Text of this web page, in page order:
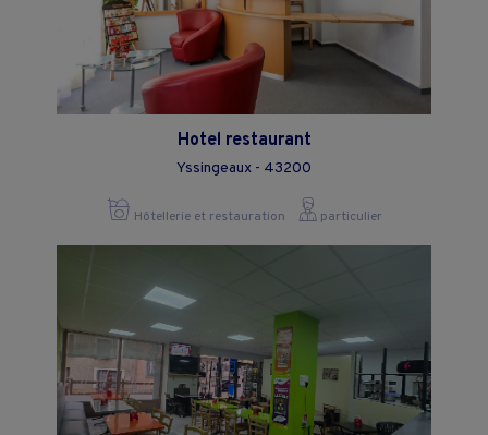
Hotel restaurant
Yssingeaux - 43200
Hôtellerie et restauration particulier